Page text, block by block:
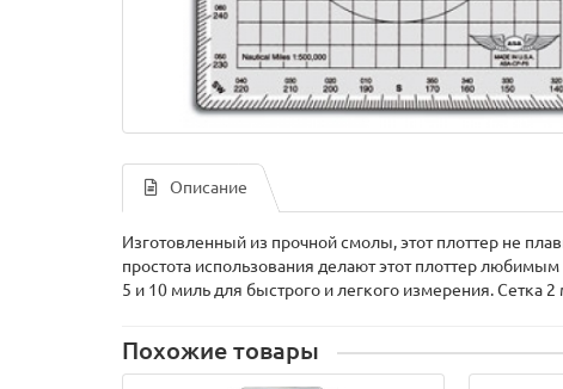
Описание
Изготовленный из прочной смолы, этот плоттер не
простота использования делают этот плоттер
5 и 10 миль для быстрого и легкого измерения.
Похожие товары